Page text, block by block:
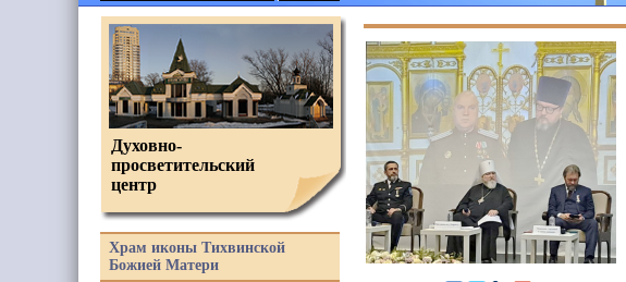
Духовно-
просветительский
центр
Храм иконы Тихвинской
Божией Матери